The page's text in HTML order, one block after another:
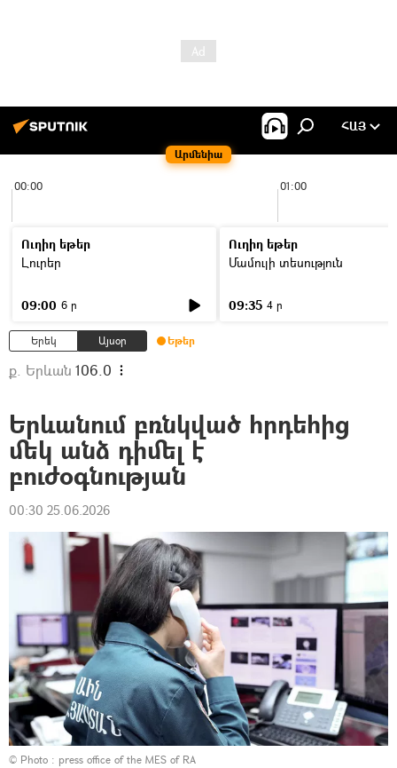
Արմենիա
ՀԱՅ
00:00 01:00
Ուղիղ եթեր
Լուրեր
09:00 6 ր
Ուղիղ եթեր
Մամուլի տեսություն
09:35 4 ր
Երեկ Այսօր Եթեր
ք. Երևան 106.0
Երևանում բռնկված հրդեհից
մեկ անձ դիմել է
բուժօգնության
00:30 25.06.2026
© Photo : press office of the MES of RA